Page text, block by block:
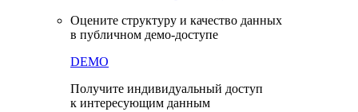
Оцените структуру и качество данных
в публичном демо-доступе
DEMO
Получите индивидуальный доступ
к интересующим данным